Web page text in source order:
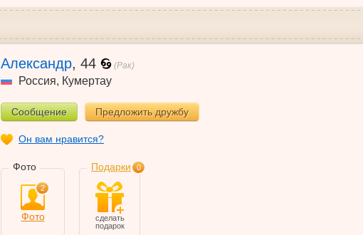
Александр, 44 (Рак)
Россия, Кумертау
Сообщение Предложить дружбу
Он вам нравится?
Фото
2
Фото
Подарки 0
сделать
подарок